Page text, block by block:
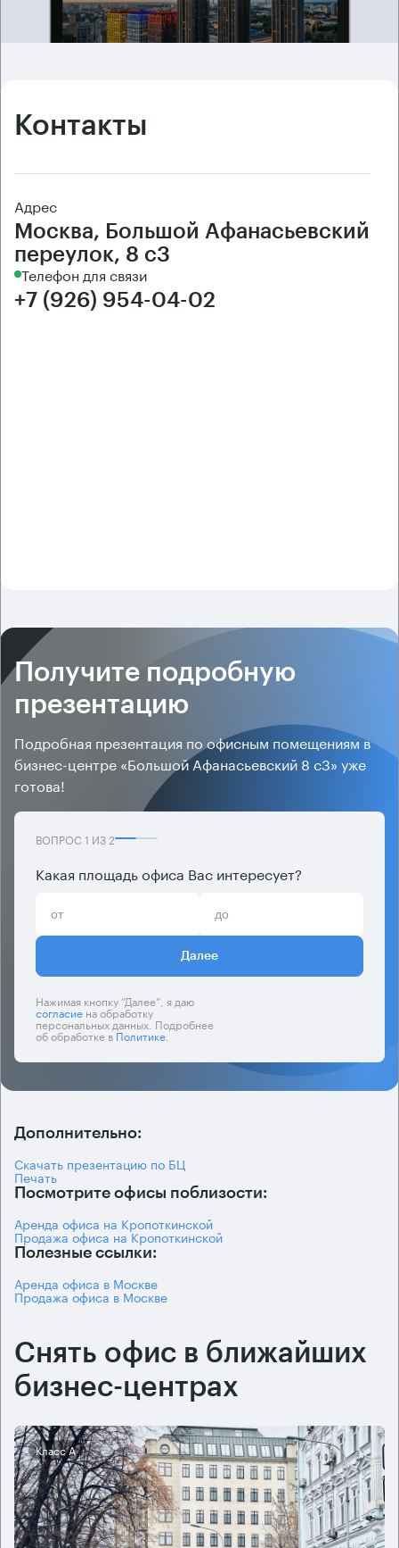
Контакты
Адрес
Москва, Большой Афанасьевский
переулок, 8 с3
Телефон для связи
+7 (926) 954-04-02
Получите подробную
презентацию
Подробная презентация по офисным помещениям в
бизнес-центре «Большой Афанасьевский 8 с3» уже
готова!
ВОПРОС 1 ИЗ2
Какая площадь офиса Вас интересует?
Далее
Нажимая кнопку “Далее”, я даю
согласиена обработку
персональных данных. Подробнее
об обработке вПолитике.
Дополнительно:
Скачать презентацию по БЦ
Печать
Посмотрите офисы поблизости:
Аренда офиса на Кропоткинской
Продажа офиса на Кропоткинской
Полезные ссылки:
Аренда офиса в Москве
Продажа офиса в Москве
Снять офис в ближайших
бизнес-центрах
Класс А